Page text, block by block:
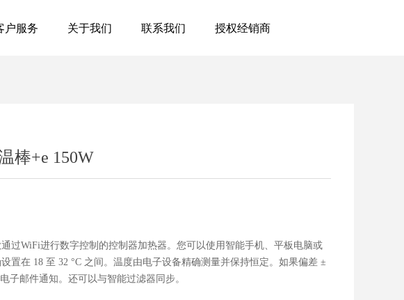
户服务 关于我们 联系我们 授权经销商
棒+e 150W
过WiFi进行数字控制的控制器加热器。您可以使用智能手机、平板电脑或
置在 18 至 32 °C 之间。温度由电子设备精确测量并保持恒定。如果偏差 ±
子邮件通知。还可以与智能过滤器同步。